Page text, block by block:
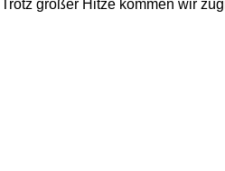
Trotz großer Hitze kommen wir